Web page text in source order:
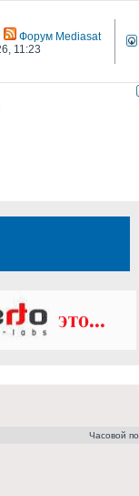
Форум Mediasat
11:23
Часовой